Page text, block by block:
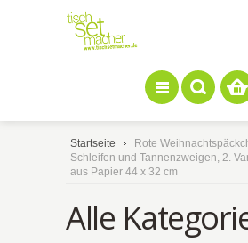
Startseite
Rote
Schleifen und Tannenzweigen, 2.
aus Papier 44 x 32 cm
Alle